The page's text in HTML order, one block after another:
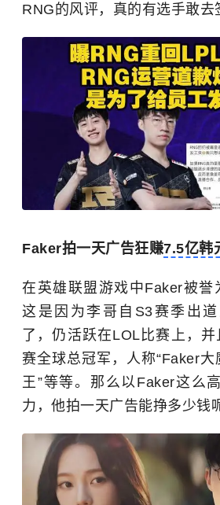
RNG的风评，真的有选手敢去
Faker拍一天广告狂赚7.5亿韩
在英雄联盟游戏中Faker被誉
这是因为李哥自S3赛季出
了，仍活跃在LOL比赛上，
赛全球总冠军，人称“Faker大
王”等等。那么以Faker这么
力，他拍一天广告能挣多少钱